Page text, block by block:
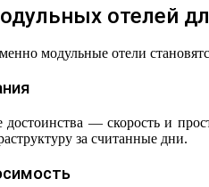
отелей
модульные отели
— скорость и
за считанные дни.